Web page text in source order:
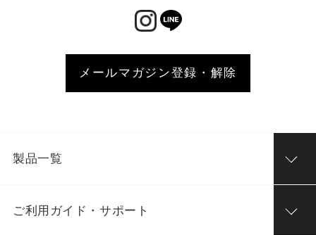
メールマガジン登録・解除
製品一覧
ご利用ガイド・サポート